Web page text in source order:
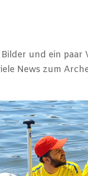
und ein paar
News zum